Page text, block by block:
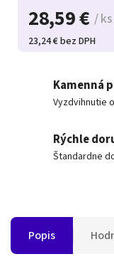
28,59 € / ks
23,24 € bez DPH
Kamenná
Vyzdvihnutie
Rýchle
Štandardne
Popis